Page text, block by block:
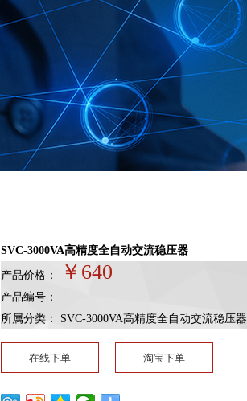
SVC-3000VA高精度全自动交流稳压器
产品价格： ￥640
产品编号：
所属分类： SVC-3000VA高精度全自动交流稳压器
在线下单 淘宝下单